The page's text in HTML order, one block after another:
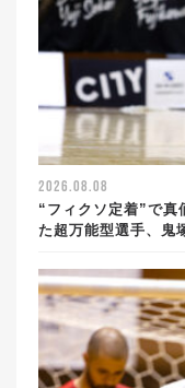
2026.08.08
“フィクソ定着”で真
た超万能型選手、